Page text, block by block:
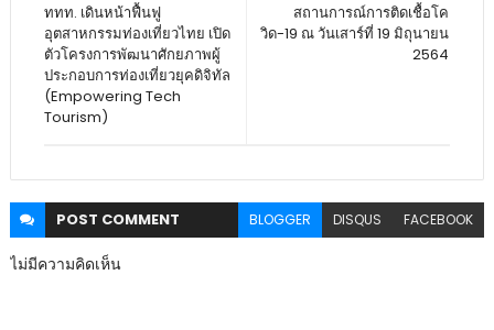
สถานการณ์การติดเชื้อโค
วิด-19 ณ วันเสาร์ที่ 19 มิถุนายน
2564
ททท. เดินหน้าฟื้นฟู
อุตสาหกรรมท่องเที่ยวไทย เปิด
ตัวโครงการพัฒนาศักยภาพผู้
ประกอบการท่องเที่ยวยุคดิจิทัล
(Empowering Tech
Tourism)
POST COMMENT BLOGGER DISQUS FACEBOOK
ไม่มีความคิดเห็น